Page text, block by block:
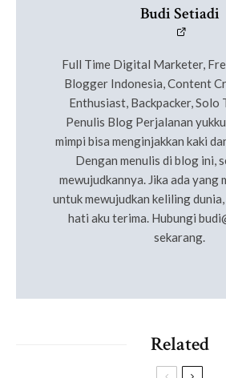
Budi Setiadi
Full Time Digital Marketer,
Blogger Indonesia, Content
Enthusiast, Backpacker, Solo
Penulis Blog Perjalanan
mimpi bisa menginjakkan kaki
Dengan menulis di blog ini,
mewujudkannya. Jika ada yang
untuk mewujudkan keliling
hati aku terima. Hubungi
sekarang.
Related